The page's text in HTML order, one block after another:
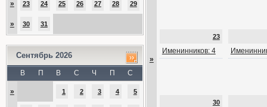
» 23 24 25 26 27 28 29
» 30 31
Сентябрь 2026
В П В С Ч П С
» 1 2 3 4 5
»
23
Именинников: 4
30